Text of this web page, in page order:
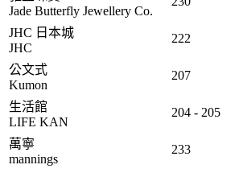
Jade Butterfly Jewellery Co.
JHC 日本城
JHC
222
公文式
Kumon
207
生活館
LIFE KAN
204 - 205
萬寧
mannings
233